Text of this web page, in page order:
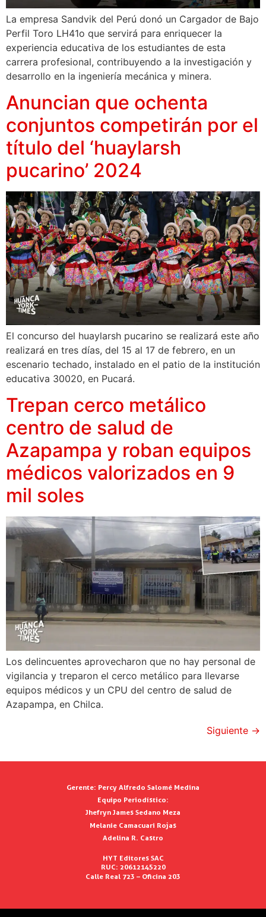
La empresa Sandvik del Perú donó un Cargador de Bajo
Perfil Toro LH41o que servirá para enriquecer la
experiencia educativa de los estudiantes de esta
carrera profesional, contribuyendo a la investigación y
desarrollo en la ingeniería mecánica y minera.
Anuncian que ochenta
conjuntos competirán por el
título del ‘huaylarsh
pucarino’ 2024
El concurso del huaylarsh pucarino se realizará este año
realizará en tres días, del 15 al 17 de febrero, en un
escenario techado, instalado en el patio de la institución
educativa 30020, en Pucará.
Trepan cerco metálico
centro de salud de
Azapampa y roban equipos
médicos valorizados en 9
mil soles
Los delincuentes aprovecharon que no hay personal de
vigilancia y treparon el cerco metálico para llevarse
equipos médicos y un CPU del centro de salud de
Azapampa, en Chilca.
Siguiente →
Gerente: Percy Alfredo Salomé Medina
Equipo Periodístico:
Jhefryn James Sedano Meza
Melanie Camacuari Rojas
Adelina R. Castro
HYT Editores SAC
RUC: 20612145220
Calle Real 723 – Oficina 203